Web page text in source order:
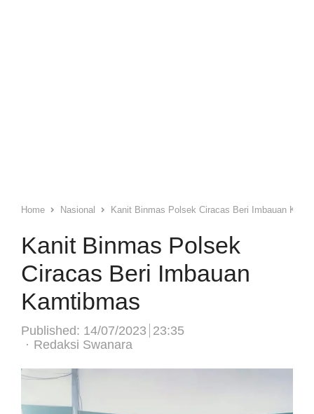
Home Nasional Kanit Binmas Polsek Ciracas Beri Imbauan
Kanit Binmas Polsek
Ciracas Beri Imbauan
Kamtibmas
Published: 14/07/2023 23:35
Author
Redaksi Swanara